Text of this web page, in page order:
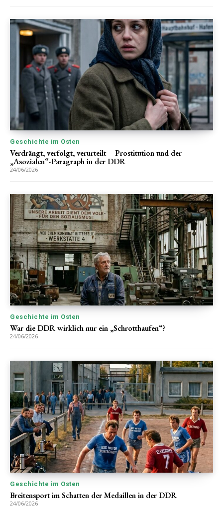
Geschichte im Osten
Verdrängt, verfolgt, verurteilt – Prostitution und der
„Asozialen“-Paragraph in der DDR
24/06/2026
Geschichte im Osten
War die DDR wirklich nur ein „Schrotthaufen“?
24/06/2026
Geschichte im Osten
Breitensport im Schatten der Medaillen in der DDR
24/06/2026